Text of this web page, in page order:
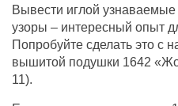
Вывести иглой
узоры – интересный опыт
Попробуйте сделать это с
вышитой подушки 1642
11).